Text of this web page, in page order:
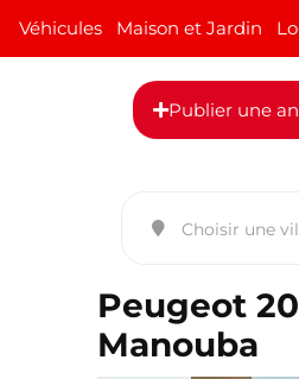
Véhicules Maison et Jardin
Publier une
Peugeot
Manouba